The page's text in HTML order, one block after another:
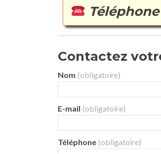
Contactez
Nom (obligatoire)
E-mail (obligatoire)
Téléphone (obligatoire)